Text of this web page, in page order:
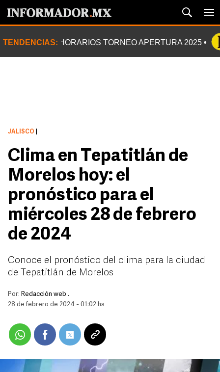
TENDENCIAS: HORARIOS TORNEO APERTURA 2025
JALISCO
Clima en Tepatitlán de
Morelos hoy: el
pronóstico para el
miércoles 28 de febrero
de 2024
Conoce el pronóstico del clima para la ciudad
de Tepatitlán de Morelos
Por: Redacción web .
28 de febrero de 2024 - 01:02 hs